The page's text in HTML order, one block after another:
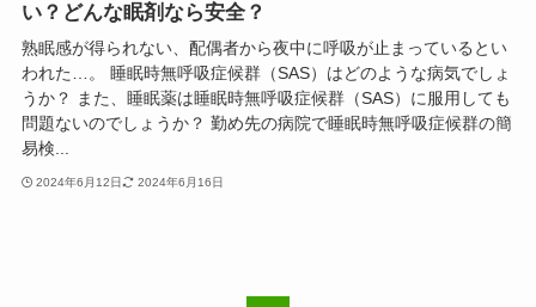
い？どんな眠剤なら安全？
熟眠感が得られない、配偶者から夜中に呼吸が止まっているとい
われた…。 睡眠時無呼吸症候群（SAS）はどのような病気でしょ
うか？ また、睡眠薬は睡眠時無呼吸症候群（SAS）に服用しても
問題ないのでしょうか？ 勤め先の病院で睡眠時無呼吸症候群の簡
易検...
2024年6月12日 2024年6月16日